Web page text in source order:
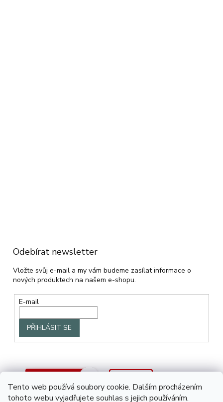
Tento web používá soubory cookie. Dalším procházením
tohoto webu vyjadřujete souhlas s jejich používáním.
Odebírat newsletter
Vložte svůj e-mail a my vám budeme zasílat informace o
nových produktech na našem e-shopu.
E-mail
PŘIHLÁSIT SE